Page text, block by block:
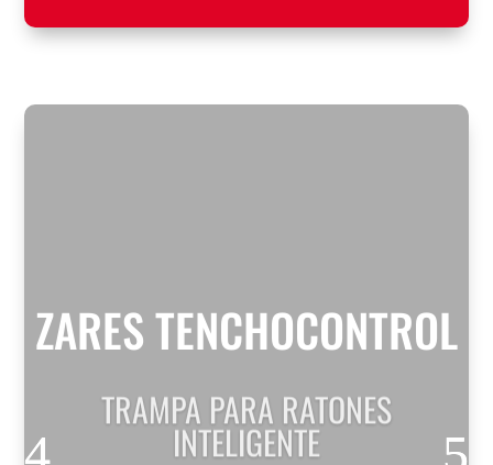
ZARES TENCHOCONTROL
TRAMPA PARA RATONES
INTELIGENTE